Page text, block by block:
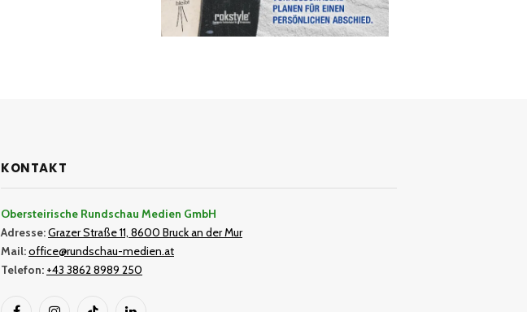
KONTAKT
Obersteirische Rundschau Medien GmbH
Adresse:Grazer Straße 11, 8600 Bruck an der Mur
Mail:office@rundschau-medien.at
Telefon: +43 3862 8989 250